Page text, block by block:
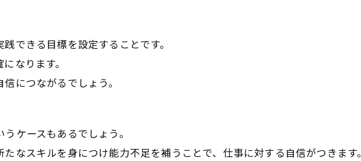
できる目標を設定することです。
なります。
につながるでしょう。
ケースもあるでしょう。
なスキルを身につけ能力不足を補うことで、仕事に対する自信がつきます。